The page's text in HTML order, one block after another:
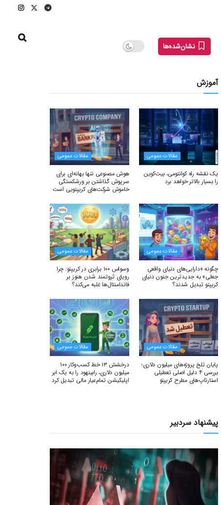
نشان‌شده‌ها
آموزش
مقالات عمومی
یک نقشه راه کوانتومی، بیت‌کوین
را بسیار بالاتر خواهد برد
مقالات عمومی
هوش مصنوعی تنها بهانه‌ای برای
سرپوش گذاشتن بر ورشکستگی
خاموش شرکت‌های کریپتویی است
مقالات عمومی
چگونه «دارایی‌های دنیای واقعیِ
جعلی» به جدیدترین جنون دنیای
کریپتو تبدیل شدند؟
مقالات عمومی
وسواس ۱۰۰ برابری در کریپتو: چرا
رویای ثروتمند شدن هنوز بر
فاندامنتال‌ها غلبه می‌کند؟
مقالات عمومی
پایان تلخ پروژه‌های میلیون دلاری؛
بررسی ۴ دلیل اصلی تعطیلی
استارتاپ‌های مطرح کریپتو
مقالات عمومی
درخشش ۱۳ خط کسب‌وکار ۱۰۰
میلیون دلاری، رابینهود را به یک ابر
اپلیکیشن تمام‌عیار مالی تبدیل کرد
پیشنهاد سردبیر